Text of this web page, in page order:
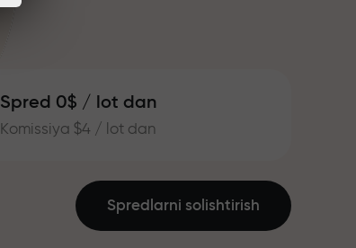
Spred 0$ / lot dan
Komissiya $4 / lot dan
Spredlarni solishtirish